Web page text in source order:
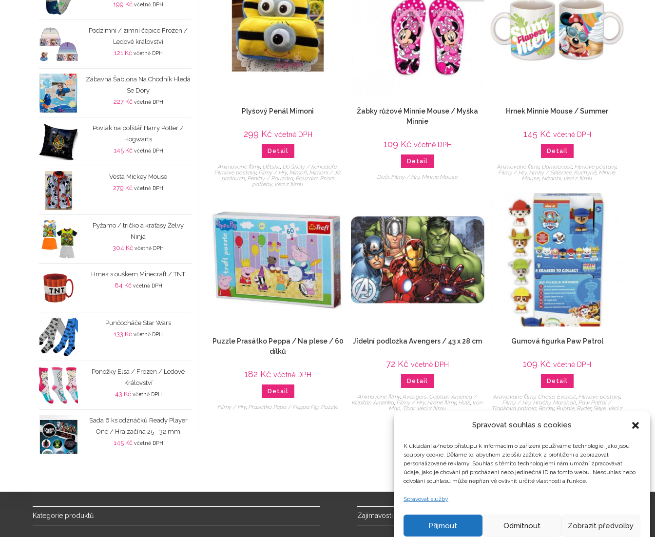
Spravovat souhlas s cookies
K ukládání a/nebo přístupu k informacím o zařízení používáme technologie, jako jsou
soubory cookie. Děláme to, abychom zlepšili zážitek z prohlížení a zobrazovali
personalizované reklamy. Souhlas s těmito technologiemi nám umožní zpracovávat
údaje, jako je chování při procházení nebo jedinečná ID na tomto webu. Nesouhlas nebo
odvolání souhlasu může nepříznivě ovlivnit určité vlastnosti a funkce.
Spravovat služby
Přijmout Odmítnout Zobrazit předvolby
Plyšový Penál Mimoni
299 Kč včetně DPH
Detail
Animované filmy,Dětské ,Do školy / kanceláře
Filmové postavy, Filmy / Hry, Mimoň Mimoni / Já,
padouch ,Penály / Pouzdra ,Pouzdra ,Psací
potřeby, Veci z filmu
Žabky růžové Minnie Mouse / Myška
Minnie
109 Kč včetně DPH
Detail
Dívčí,Filmy / Hry,Minnie Mouse
Hrnek Minnie Mouse / Summer
145 Kč včetně DPH
Detail
Animované filmy, Domácnost, Filmové postavy,
Filmy / Hry,Hrnky / Sklenice ,Kuchyně ,Minnie
Mouse ,Nádobí, Veci z filmu
Puzzle Prasátko Peppa / Na plese / 60
dílků
182 Kč včetně DPH
Detail
Filmy / Hry, Prasátko Pepa / Peppa Pig, Puzzle
Jídelní podložka Avengers / 43 x 28 cm
72 Kč včetně DPH
Detail
Animované filmy,Avengers,Captain America /
Kapitán Amerika,Filmy / Hry,Hrané filmy,Hulk,Iron
Man, Thor, Veci z filmu
Gumová figurka Paw Patrol
109 Kč včetně DPH
Detail
Animované filmy, Chase, Everest, Filmové postavy,
Filmy / Hry,Hračky,Marshall,Paw Patrol /
Tlapková patrola, Rocky, Rubble, Ryder, Skye, Veci z
199 Kč včetně DPH
Podzimní / zimní čepice Frozen /
Ledové království
121 Kč včetně DPH
Zábavná Šablona Na Chodník Hledá
Se Dory
227 Kč včetně DPH
Povlak na polštář Harry Potter /
Hogwarts
145 Kč včetně DPH
Vesta Mickey Mouse
279 Kč včetně DPH
Pyžamo / tričko a kraťasy Želvy
Ninja
304 Kč včetně DPH
Hrnek s ouškem Minecraft / TNT
84 Kč včetně DPH
Punčocháče Star Wars
133 Kč včetně DPH
Ponožky Elsa / Frozen / Ledové
Království
43 Kč včetně DPH
Sada 6 ks odznáčků Ready Player
One / Hra začíná 25 - 32 mm
145 Kč včetně DPH
Kategorie produktů Zajímavosti